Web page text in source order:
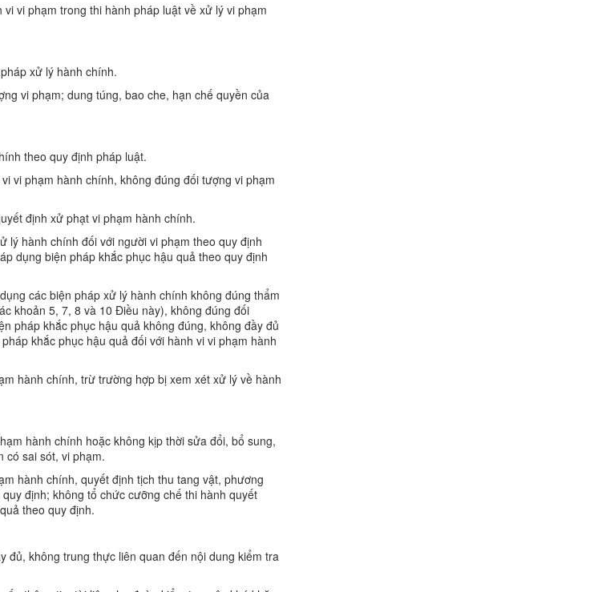
vi phạm trong thi hành pháp luật về xử lý vi phạm
xử lý hành chính.
vi phạm; dung túng, bao che, hạn chế quyền của
theo quy định pháp luật.
vi phạm hành chính, không đúng đối tượng vi phạm
định xử phạt vi phạm hành chính.
lý hành chính đối với người vi phạm theo quy định
dụng biện pháp khắc phục hậu quả theo quy định
các biện pháp xử lý hành chính không đúng thẩm
khoản 5, 7, 8 và 10 Điều này), không đúng đối
pháp khắc phục hậu quả không đúng, không đầy đủ
khắc phục hậu quả đối với hành vi vi phạm hành
hành chính, trừ trường hợp bị xem xét xử lý về hành
hành chính hoặc không kịp thời sửa đổi, bổ sung,
có sai sót, vi phạm.
hành chính, quyết định tịch thu tang vật, phương
định; không tổ chức cưỡng chế thi hành quyết
theo quy định.
đủ, không trung thực liên quan đến nội dung kiểm tra